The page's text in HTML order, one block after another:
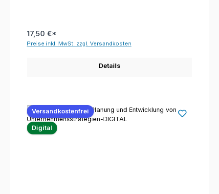
17,50 €*
Preise inkl. MwSt. zzgl. Versandkosten
Details
Versandkostenfrei
Digital